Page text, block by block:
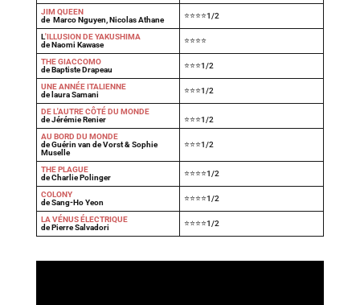
JIM QUEEN
de Marco Nguyen, Nicolas Athane
⭐⭐⭐⭐1/2
L'ILLUSION DE YAKUSHIMA
de Naomi Kawase
⭐⭐⭐⭐
THE GIACCOMO
de Baptiste Drapeau
⭐⭐⭐1/2
UNE ANNÉE ITALIENNE
de laura Samani
⭐⭐⭐1/2
DE L'AUTRE CÔTÉ DU MONDE
de Jérémie Renier
⭐⭐⭐1/2
AU BORD DU MONDE
de Guérin van de Vorst & Sophie
Muselle
⭐⭐⭐1/2
THE PLAGUE
de Charlie Polinger
⭐⭐⭐⭐1/2
COLONY
de Sang-Ho Yeon
⭐⭐⭐⭐1/2
LA VÉNUS ÉLECTRIQUE
de Pierre Salvadori
⭐⭐⭐⭐1/2